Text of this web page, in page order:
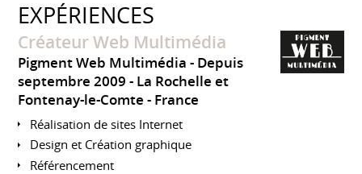
EXPÉRIENCES
Créateur Web Multimédia
Pigment Web Multimédia
Depuis
septembre 2009 La Rochelle et
Fontenay-le-Comte
France
Réalisation de sites Internet
Design et Création graphique
Référencement